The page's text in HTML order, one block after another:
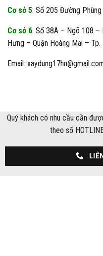
Cơ sở 5: Số 205 Đường
Cơ sở 6: Số 38A – Ngõ 108 –
Hưng – Quận Hoàng Mai – Tp.
Email:
Quý khách có nhu cầu cần
theo số